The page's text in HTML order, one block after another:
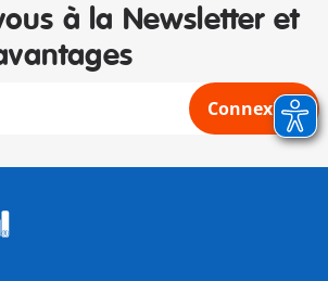
à la Newsletter et
Connexion